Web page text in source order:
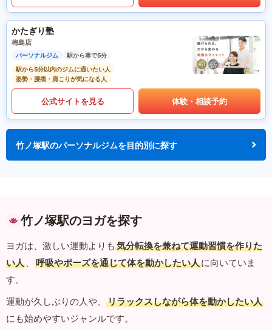
かたぎり塾
梅島店
パーソナルジム
駅から車で5分
駅から5分以内のジムに通いたい人
姿勢・腰痛・肩こりが気になる人
公式サイトを見る 体験・相談予約
竹ノ塚駅のパーソナルジムを目的別に探す
竹ノ塚駅のヨガを探す
ヨガは、激しい運動よりも 気分転換を兼ねて運動習慣を作りた
い人 、 呼吸やポーズを通じて体を動かしたい人に向いていま
す。
運動が久しぶりの人や、
リラックスしながら体を動かしたい人
にも始めやすいジャンルです。